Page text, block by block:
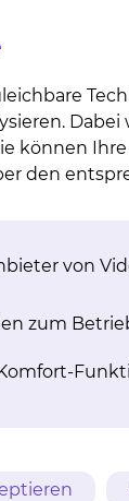
können
den
von
zum